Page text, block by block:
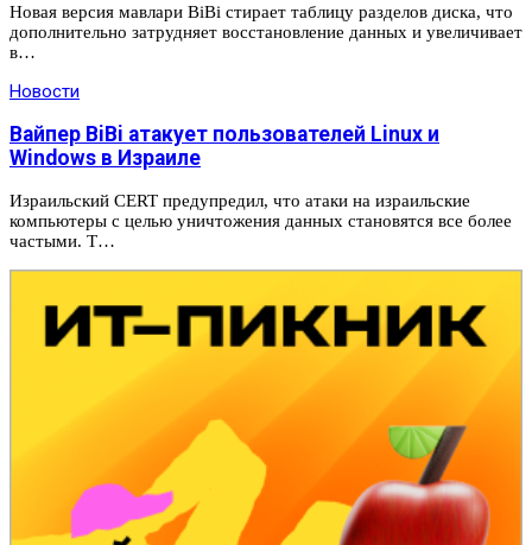
Новая версия мавлари BiBi стирает таблицу разделов диска, что
дополнительно затрудняет восстановление данных и увеличивает
в…
Новости
Вайпер BiBi атакует пользователей Linux и
Windows в Израиле
Израильский CERT предупредил, что атаки на израильские
компьютеры с целью уничтожения данных становятся все более
частыми. Т…